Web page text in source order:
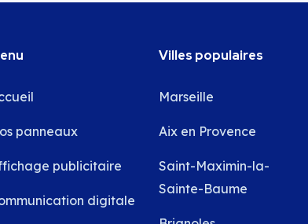
panneaux
publicitaire
digitale
Villes populaires
Marseille
Aix en Provence
Saint-Maximin-la-
Sainte-Baume